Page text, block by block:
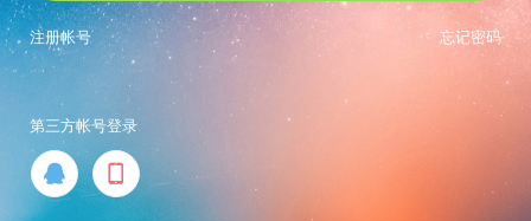
忘记密码
注册帐号
第三方帐号登录
 